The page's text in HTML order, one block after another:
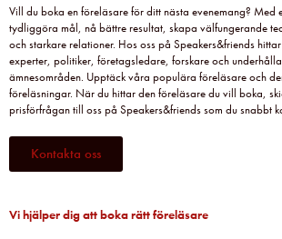
Vill du boka en föreläsare för ditt nästa evenemang? Med
tydliggöra mål, nå bättre resultat, skapa välfungerande
och starkare relationer. Hos oss på Speakers&friends
experter, politiker, företagsledare, forskare och
ämnesområden. Upptäck våra populära föreläsare och
föreläsningar. När du hittar den föreläsare du vill boka,
prisförfrågan till oss på Speakers&friends som du snabbt
Kontakta oss
Vi hjälper dig att boka rätt föreläsare